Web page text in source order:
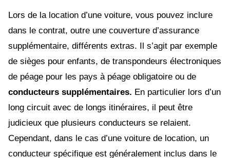
Lors de la location d’une voiture, vous pouvez inclure
dans le contrat, outre une couverture d’assurance
supplémentaire, différents extras. Il s’agit par exemple
de sièges pour enfants, de transpondeurs électroniques
de péage pour les pays à péage obligatoire ou de
conducteurs supplémentaires. En particulier lors d’un
long circuit avec de longs itinéraires, il peut être
judicieux que plusieurs conducteurs se relaient.
Cependant, dans le cas d’une voiture de location, un
conducteur spécifique est généralement inclus dans le